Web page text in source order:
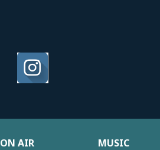
ON AIR
MUSIC